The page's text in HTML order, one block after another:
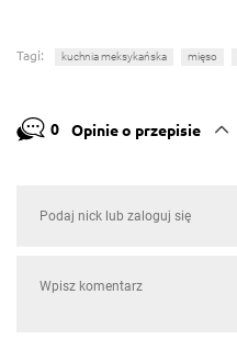
Tagi: kuchnia meksykańska mięso
0 Opinie o przepisie